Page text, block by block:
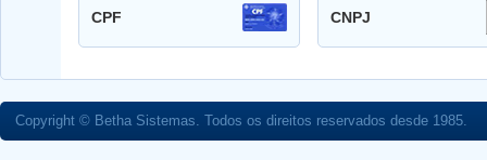
CPFInforme seu CPF: CNPJ
Informe seu CNPJ:
Copyright © Betha Sistemas. Todos os direitos reservados desde 1985.